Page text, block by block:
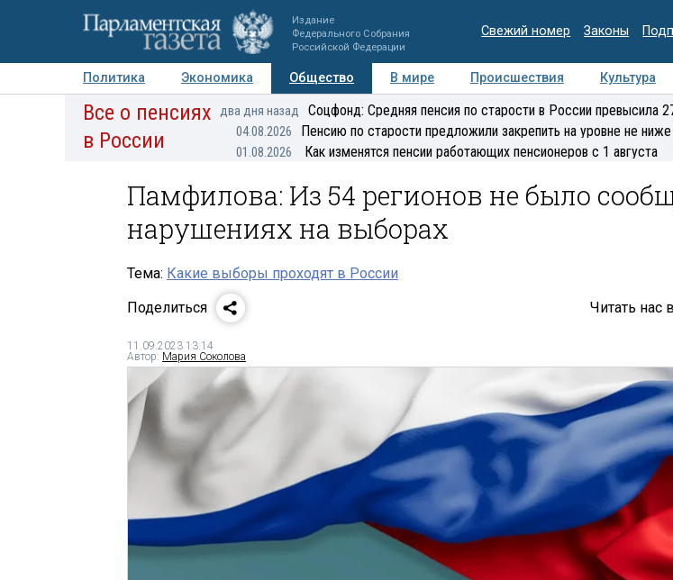
Издание
Федерального Собрания
Российской Федерации
Свежий номер Законы
Политика Экономика Общество В мире Происшествия Культура
Авторы Персоны Мнения Регионы Медиацентр Интервью
Все о пенсиях
в России
два дня назад Соцфонд: Средняя пенсия по старости в России превысила
04.08.2026 Пенсию по старости предложили закрепить на уровне не ниже
01.08.2026 Как изменятся пенсии работающих пенсионеров с 1 августа
Памфилова: Из 54 регионов не было
нарушениях на выборах
Тема: Какие выборы проходят в России
Поделиться
Читать нас в
11.09.2023 13:14
Автор: Мария Соколова